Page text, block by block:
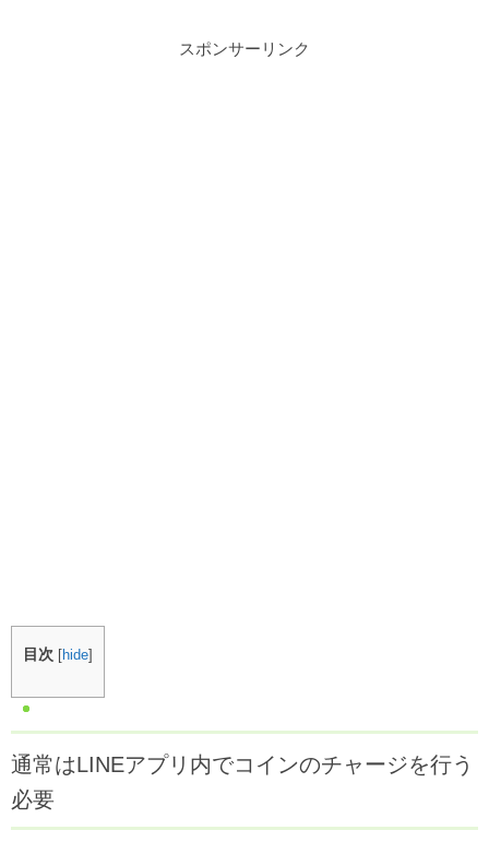
スポンサーリンク
目次 [hide]
通常はLINEアプリ内でコインのチャージを行う
必要